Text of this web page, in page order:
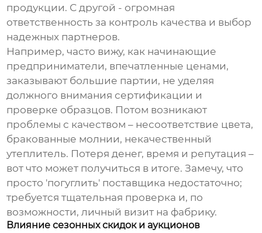
продукции. С другой - огромная
ответственность за контроль качества и выбор
надежных партнеров.
Например, часто вижу, как начинающие
предприниматели, впечатленные ценами,
заказывают большие партии, не уделяя
должного внимания сертификации и
проверке образцов. Потом возникают
проблемы с качеством – несоответствие цвета,
бракованные молнии, некачественный
утеплитель. Потеря денег, время и репутация –
вот что может получиться в итоге. Замечу, что
просто 'погуглить' поставщика недостаточно;
требуется тщательная проверка и, по
возможности, личный визит на фабрику.
Влияние сезонных скидок и аукционов